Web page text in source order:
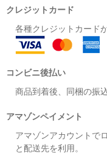
クレジットカード
各種クレジットカード
コンビニ後払い
商品到着後、同梱の振
アマゾンペイメント
アマゾンアカウントで
と配送先を利用。